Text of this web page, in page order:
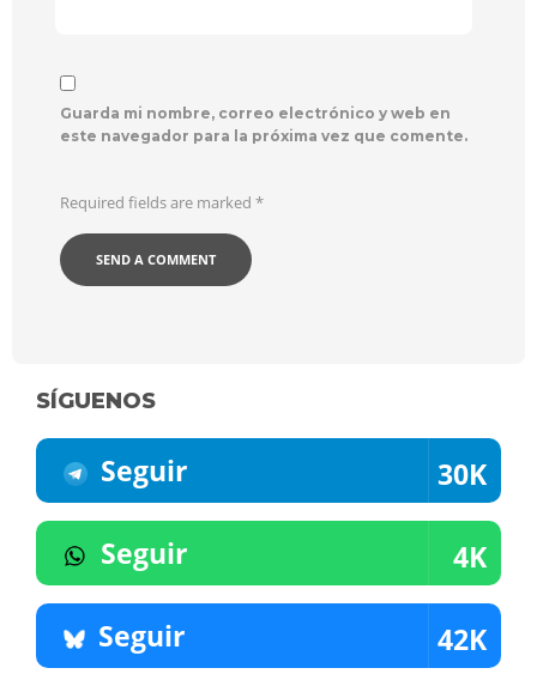
Guarda mi nombre, correo electrónico y web en
este navegador para la próxima vez que comente.
Required fields are marked *
SÍGUENOS
Seguir 30K
Seguir 4K
Seguir 42K